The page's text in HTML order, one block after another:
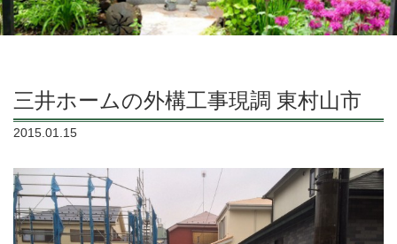
三井ホームの外構工事現調 東村山市
2015.01.15